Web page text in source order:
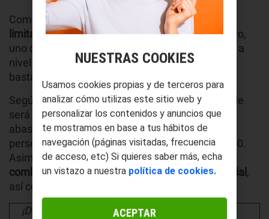
Como sabrás,
muchos recursos naturales son
limitadosy, por lo tanto,escasos. Por este motivo,
uno de los mayores desafíos de la UE y también a
nivel global es el de promover una alimentación
bastante más responsable.
Según Naciones Unidas, la acuicultura sostenible
será una de las principales formas de
abastecimiento para casi diez mil millones de
personas que habitarán el planeta en el año 2050.
Asimismo, será un apoyo indispensable para
combatir el cambio climático y la pobreza mundial ,
así como para fomentar la transición ecológica.
¡Datos impresionantes sobre la acuicultura!
NUESTRAS COOKIES
Usamos cookies propias y de terceros para
analizar cómo utilizas este sitio web y
personalizar los contenidos y anuncios que
te mostramos en base a tus hábitos de
navegación (páginas visitadas, frecuencia
de acceso, etc) Si quieres saber más, echa
un vistazo a nuestra política de cookies.
ACEPTAR